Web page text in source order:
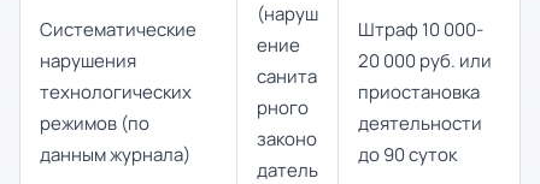
Систематические
нарушения
технологических
режимов (по
данным журнала)
(наруш
ение
санита
рного
законо
датель
Штраф 10 000-
20 000 руб. или
приостановка
деятельности
до 90 суток